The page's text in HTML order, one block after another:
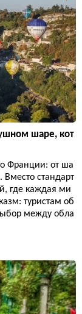
шаре, кот
Франции: от ша
стандарт
где каждая ми
туристам об
между обла